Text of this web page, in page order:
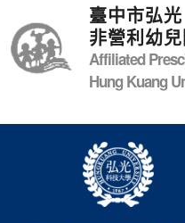
臺中市弘光
非營利幼
Affiliated
Hung Kuang